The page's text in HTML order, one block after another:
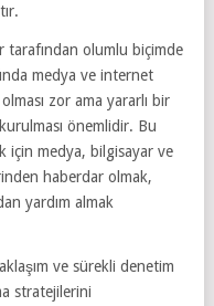
olumlu biçimde
medya ve internet
zor ama yararlı bir
önemlidir. Bu
için medya, bilgisayar ve
haberdar olmak,
yardım almak
ve sürekli denetim
stratejilerini